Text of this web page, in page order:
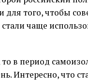
того, чтобы
чаще
то в период
Интересно, что